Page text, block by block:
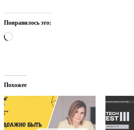
Понравилось это:
Загрузка…
Похожее